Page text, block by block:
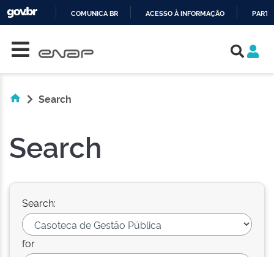
COMUNICA BR ACESSO À INFORMAÇÃO
Search
Search
Search:
for